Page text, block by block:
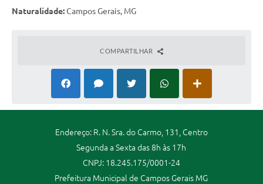
​Naturalidade:Campos Gerais, MG
COMPARTILHAR
Endereço: R. N. Sra. do Carmo, 131, Centro
Segunda a Sexta das 8h às 17h
CNPJ: 18.245.175/0001-24
Prefeitura Municipal de Campos Gerais MG